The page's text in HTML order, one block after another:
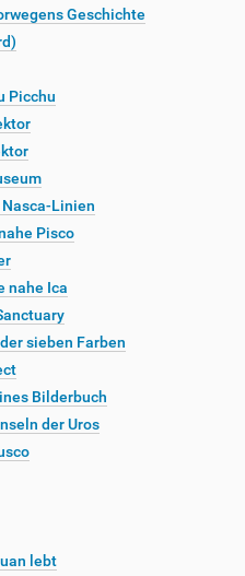
Geschichte
Picchu
Linien
Pisco
nahe Ica
sieben Farben
Bilderbuch
der Uros
lebt